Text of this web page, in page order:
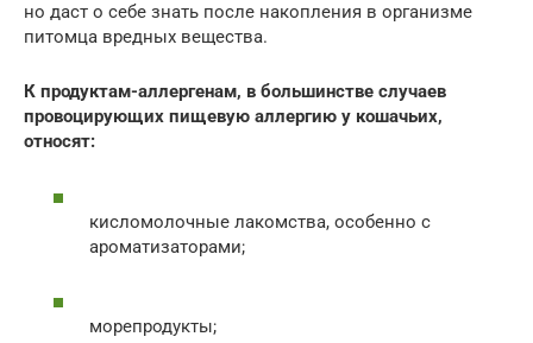
но даст о себе знать после накопления в организме
питомца вредных вещества.
К продуктам-аллергенам, в большинстве случаев
провоцирующих пищевую аллергию у кошачьих,
относят:
кисломолочные лакомства, особенно с
ароматизаторами;
морепродукты;